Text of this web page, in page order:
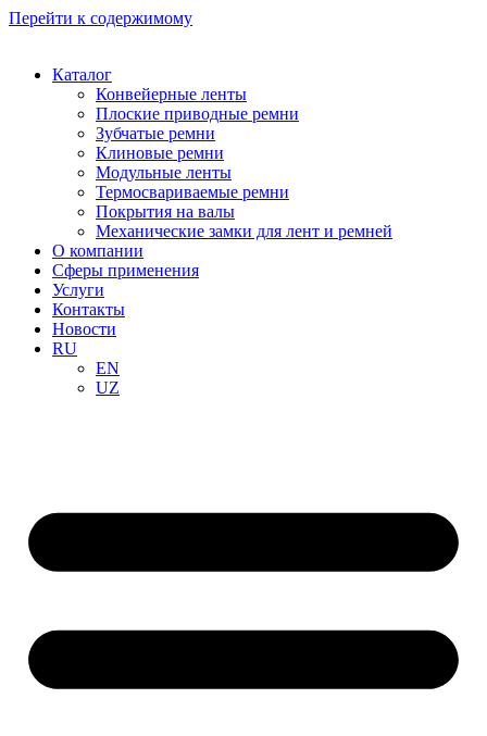
Перейти к содержимому
Каталог
Конвейерные ленты
Плоские приводные ремни
Зубчатые ремни
Клиновые ремни
Модульные ленты
Термосвариваемые ремни
Покрытия на валы
Механические замки для лент и ремней
О компании
Сферы применения
Услуги
Контакты
Новости
RU
EN
UZ